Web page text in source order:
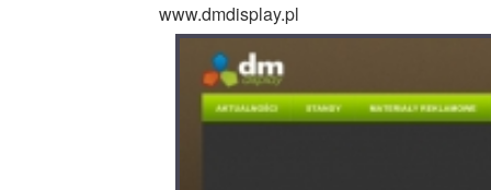
www.dmdisplay.pl